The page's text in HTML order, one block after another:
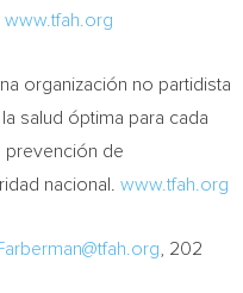
www.tfah.org
organización no partidista
salud óptima para cada
prevención de
nacional. www.tfah.org
, 202